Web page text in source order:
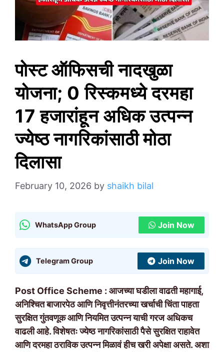
पोस्ट ऑफिसची नादखुळा
योजना; 0 रिस्कमध्ये दरमहा
17 हजारांहून अधिक उत्पन्न
ज्येष्ठ नागरिकांसाठी मोठा
दिलासा
February 10, 2026 by shaikh bilal
WhatsApp Group Join Now
Telegram Group Join Now
Post Office Scheme : आजच्या घडीला वाढती महागाई,
अनिश्चित बाजारपेठ आणि निवृत्तीनंतरच्या खर्चाची चिंता पाहता
सुरक्षित गुंतवणूक आणि नियमित उत्पन्न याची गरज अधिकच
वाढली आहे. विशेषतः ज्येष्ठ नागरिकांसाठी पैसे सुरक्षित राहावेत
आणि दरमहा ठराविक उत्पन्न मिळावं हीच खरी अपेक्षा असते. अशा